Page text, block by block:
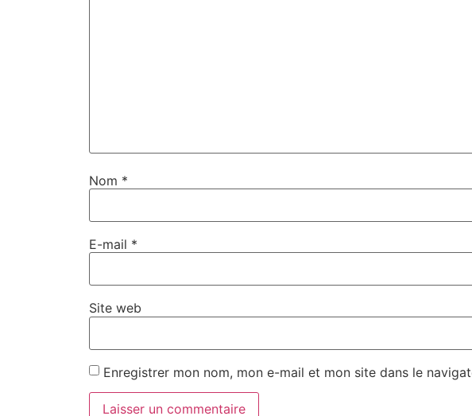
Nom *
E-mail *
Site web
Enregistrer mon nom, mon e-mail et mon site dans le